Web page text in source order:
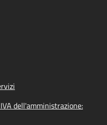
dell'amministrazione: